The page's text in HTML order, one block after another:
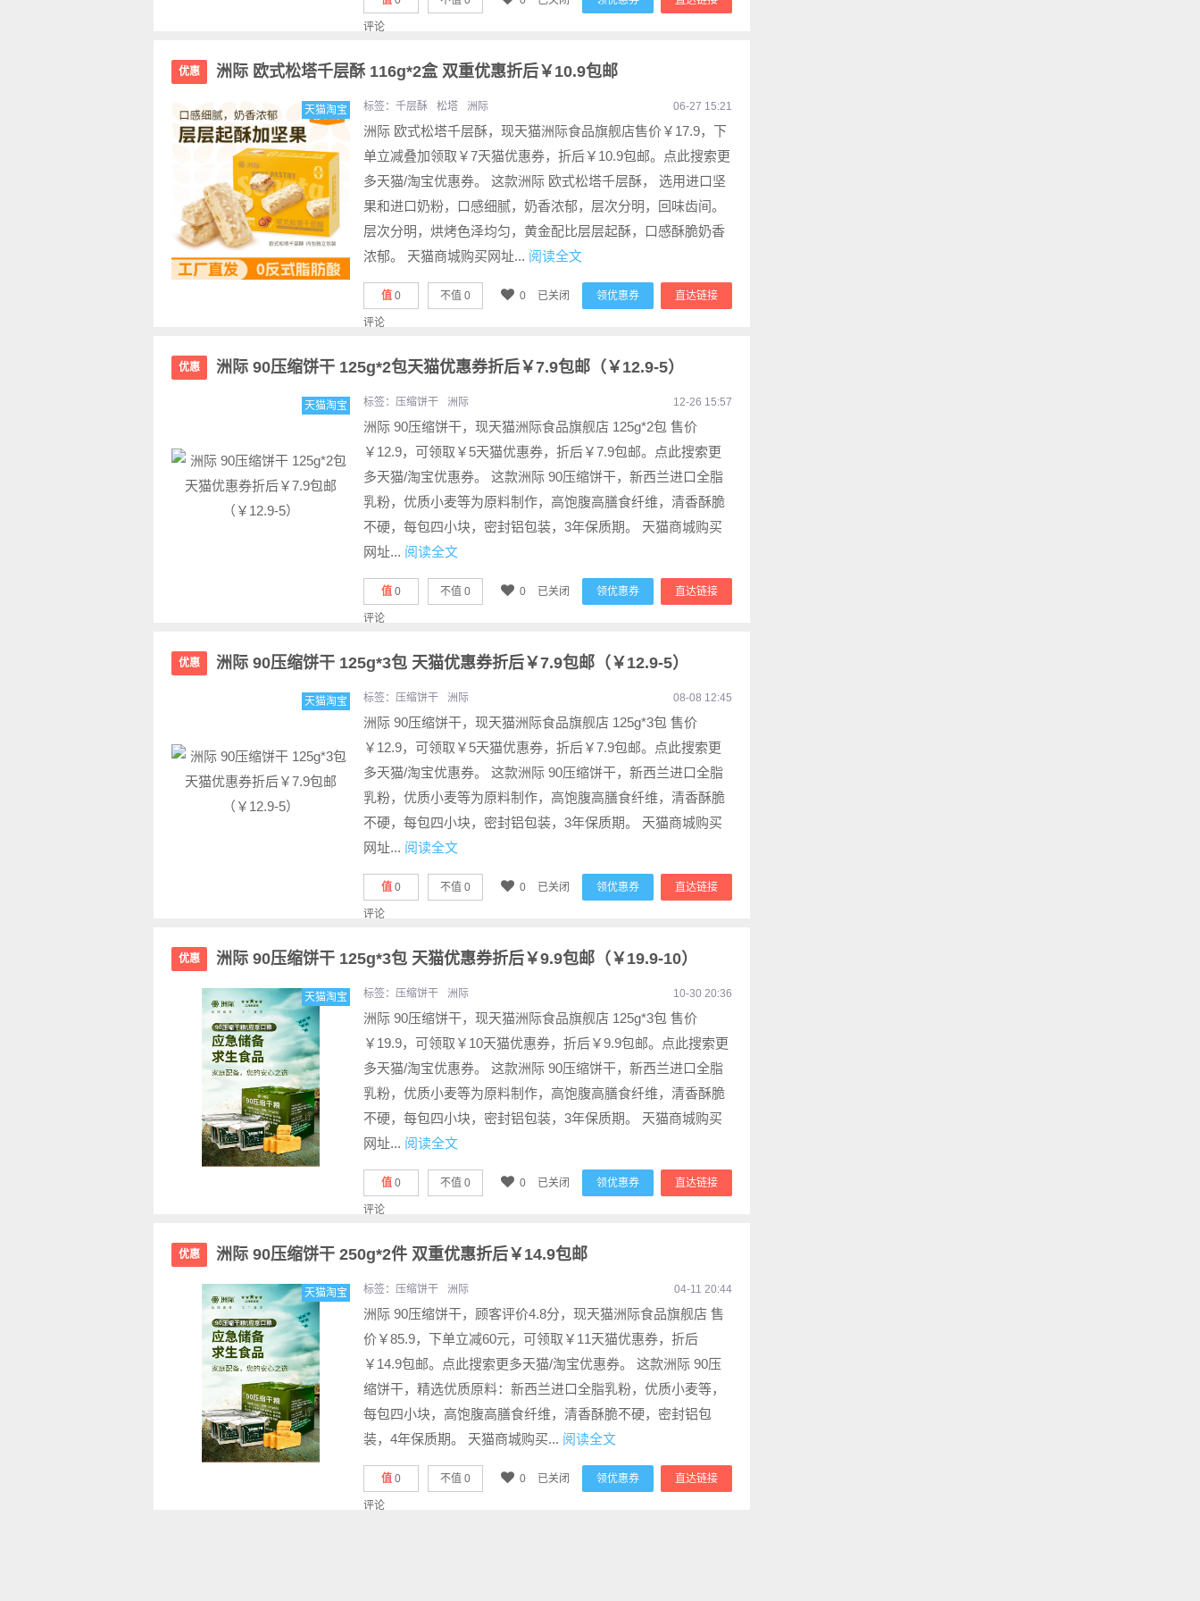
评论
优惠 洲际 欧式松塔千层酥 116g*2盒 双重优惠折后￥10.9包邮
天猫淘宝 标签： 千层酥 松塔 洲际 06-27 15:21
洲际 欧式松塔千层酥，现天猫洲际食品旗舰店售价￥17.9，下
单立减叠加领取￥7天猫优惠券，折后￥10.9包邮。点此搜索更
多天猫/淘宝优惠券。 这款洲际 欧式松塔千层酥， 选用进口坚
果和进口奶粉，口感细腻，奶香浓郁，层次分明，回味齿间。
层次分明，烘烤色泽均匀，黄金配比层层起酥，口感酥脆奶香
浓郁。 天猫商城购买网址... 阅读全文
直达链接
领优惠券
值 0 不值 0 0 已关闭
评论
优惠 洲际 90压缩饼干 125g*2包天猫优惠券折后￥7.9包邮（￥12.9-5）
天猫淘宝 标签： 压缩饼干 洲际 12-26 15:57
洲际 90压缩饼干，现天猫洲际食品旗舰店 125g*2包 售价
￥12.9，可领取￥5天猫优惠券，折后￥7.9包邮。点此搜索更
多天猫/淘宝优惠券。 这款洲际 90压缩饼干，新西兰进口全脂
乳粉，优质小麦等为原料制作，高饱腹高膳食纤维，清香酥脆
不硬，每包四小块，密封铝包装，3年保质期。 天猫商城购买
网址... 阅读全文
直达链接
领优惠券
值 0 不值 0 0 已关闭
评论
优惠 洲际 90压缩饼干 125g*3包 天猫优惠券折后￥7.9包邮（￥12.9-5）
天猫淘宝 标签： 压缩饼干 洲际 08-08 12:45
洲际 90压缩饼干，现天猫洲际食品旗舰店 125g*3包 售价
￥12.9，可领取￥5天猫优惠券，折后￥7.9包邮。点此搜索更
多天猫/淘宝优惠券。 这款洲际 90压缩饼干，新西兰进口全脂
乳粉，优质小麦等为原料制作，高饱腹高膳食纤维，清香酥脆
不硬，每包四小块，密封铝包装，3年保质期。 天猫商城购买
网址... 阅读全文
直达链接
领优惠券
值 0 不值 0 0 已关闭
评论
优惠 洲际 90压缩饼干 125g*3包 天猫优惠券折后￥9.9包邮（￥19.9-10）
天猫淘宝 标签： 压缩饼干 洲际 10-30 20:36
洲际 90压缩饼干，现天猫洲际食品旗舰店 125g*3包 售价
￥19.9，可领取￥10天猫优惠券，折后￥9.9包邮。点此搜索更
多天猫/淘宝优惠券。 这款洲际 90压缩饼干，新西兰进口全脂
乳粉，优质小麦等为原料制作，高饱腹高膳食纤维，清香酥脆
不硬，每包四小块，密封铝包装，3年保质期。 天猫商城购买
网址... 阅读全文
直达链接
领优惠券
值 0 不值 0 0 已关闭
评论
优惠 洲际 90压缩饼干 250g*2件 双重优惠折后￥14.9包邮
天猫淘宝 标签： 压缩饼干 洲际 04-11 20:44
洲际 90压缩饼干，顾客评价4.8分，现天猫洲际食品旗舰店 售
价￥85.9，下单立减60元，可领取￥11天猫优惠券，折后
￥14.9包邮。点此搜索更多天猫/淘宝优惠券。 这款洲际 90压
缩饼干，精选优质原料：新西兰进口全脂乳粉，优质小麦等，
每包四小块，高饱腹高膳食纤维，清香酥脆不硬，密封铝包
装，4年保质期。 天猫商城购买... 阅读全文
直达链接
领优惠券
值 0 不值 0 0 已关闭
评论